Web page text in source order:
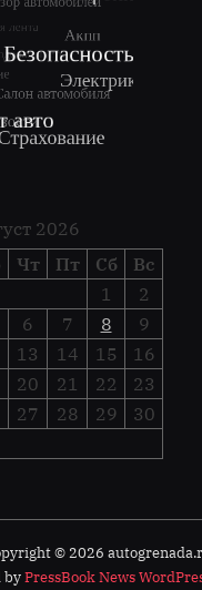
2026
Чт Пт Сб
Вс
1
2
6 7 8
9
13 14 15
16
20 21 22
23
27 28 29
30
© 2026
byPressBook News